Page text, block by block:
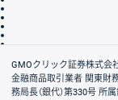
会社案内
GMOクリック証券株式会
金融商品取引業者 関東財
務局長（銀代）第330号 所